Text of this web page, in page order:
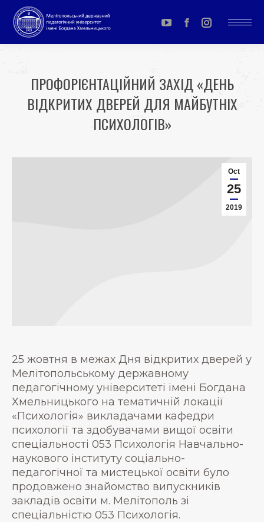
YouTube
page
in
new
Facebook
page
in
new
Instagram
page
in
new
ПРОФОРІЄНТАЦІЙНИЙ ЗАХІД «ДЕНЬ
ВІДКРИТИХ ДВЕРЕЙ ДЛЯ МАЙБУТНІХ
ПСИХОЛОГІВ»
Oct
25
2019
25 жовтня в межах Дня відкритих дверей у
Мелітопольському державному
педагогічному університеті імені Богдана
Хмельницького на тематичній локації
«Психологія» викладачами кафедри
психології та здобувачами вищої освіти
спеціальності 053 Психологія Навчально-
наукового інституту соціально-
педагогічної та мистецької освіти було
продовжено знайомство випускників
закладів освіти м. Мелітополь зі
спеціальністю 053 Психологія.